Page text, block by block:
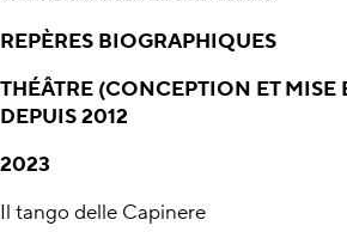
REPÈRES BIOGRAPHIQUES
THÉÂTRE (CONCEPTION ET MISE
DEPUIS 2012
2023
Il tango delle Capinere